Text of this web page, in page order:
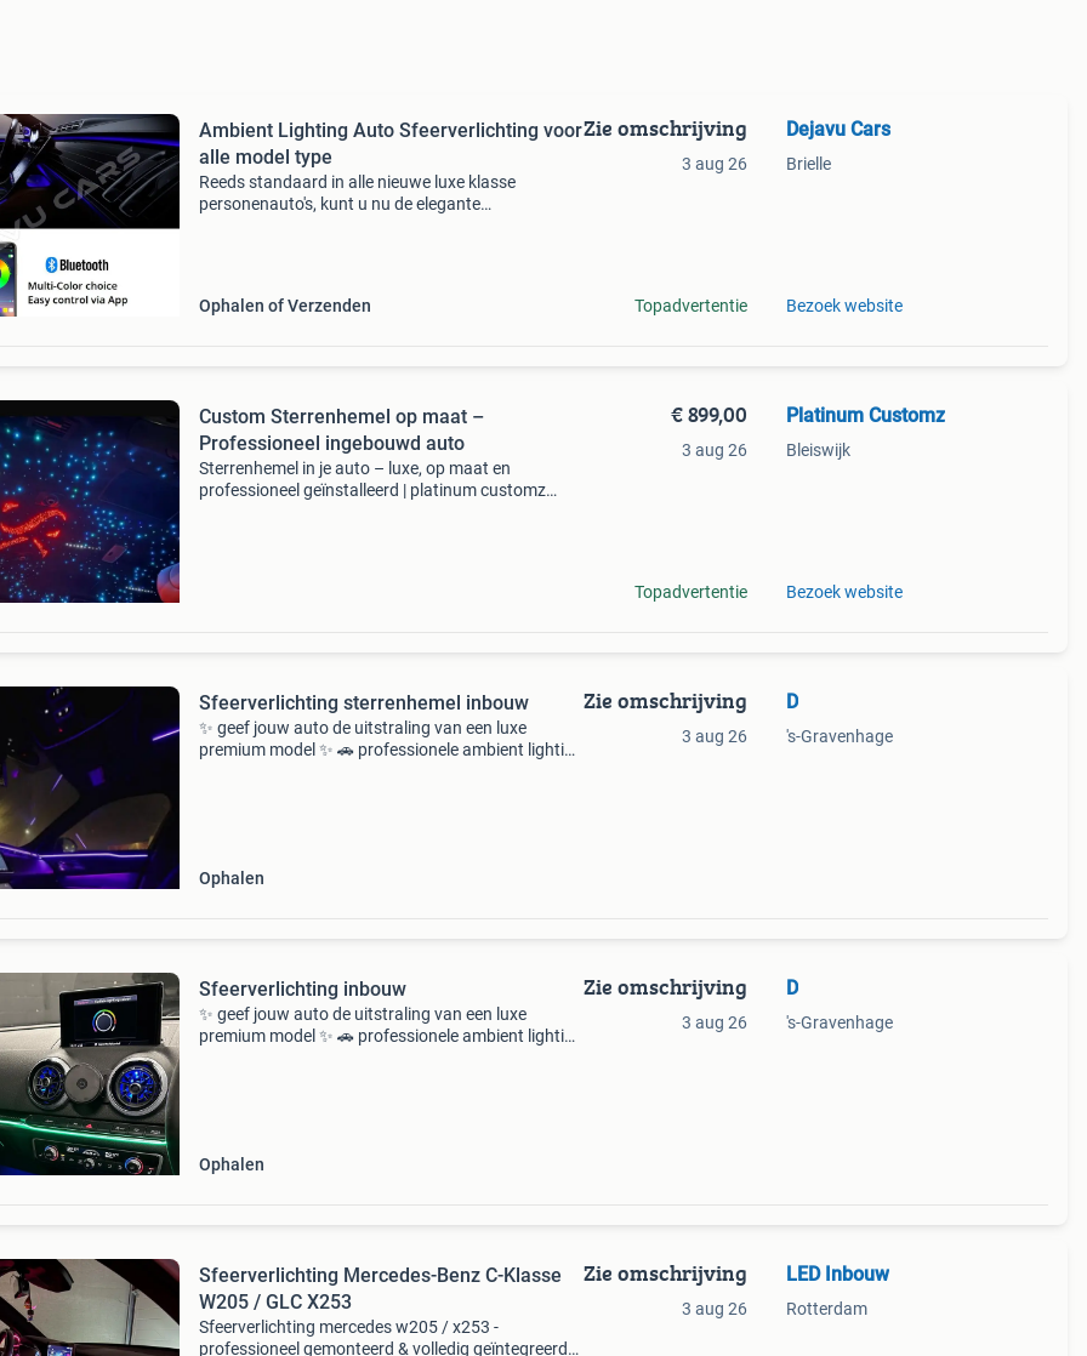
Ambient Lighting Auto Sfeerverlichting voor
alle model type
Reeds standaard in alle nieuwe luxe klasse
personenauto's, kunt u nu de elegante
Ophalen of Verzenden
Zie omschrijving
3 aug 26
Topadvertentie
Dejavu Cars
Brielle
Bezoek website
Custom Sterrenhemel op maat –
Professioneel ingebouwd auto
Sterrenhemel in je auto – luxe, op maat en
professioneel geïnstalleerd | platinum customz
€ 899,00
3 aug 26
Topadvertentie
Platinum Customz
Bleiswijk
Bezoek website
Sfeerverlichting sterrenhemel inbouw
✨ geef jouw auto de uitstraling van een luxe
premium model ✨ 🚗 professionele ambient lighting
Ophalen
Zie omschrijving
3 aug 26
D
's-Gravenhage
Sfeerverlichting inbouw
✨ geef jouw auto de uitstraling van een luxe
premium model ✨ 🚗 professionele ambient lighting
Ophalen
Zie omschrijving
3 aug 26
D
's-Gravenhage
Sfeerverlichting Mercedes-Benz C-Klasse
W205 / GLC X253
Sfeerverlichting mercedes w205 / x253 -
professioneel gemonteerd & volledig geïntegreerd
Zie omschrijving
3 aug 26
LED Inbouw
Rotterdam